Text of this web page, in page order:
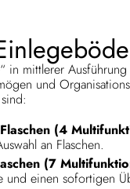
in mittlerer
und
(4
an Flaschen.
(7
und einen sofortigen